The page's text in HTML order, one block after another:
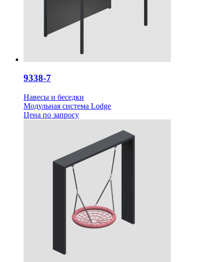
9338-7
Навесы и беседки
Модульная система Lodge
Цена по запросу